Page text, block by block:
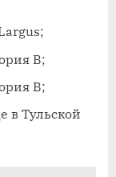
B;
B;
в Тульской